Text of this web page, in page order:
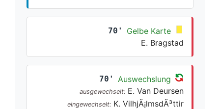
70'
Gelbe Karte
E. Bragstad
70' Auswechslung
ausgewechselt: E. Van Deursen
eingewechselt: K. VilhjÃ¡lmsdÃ³ttir